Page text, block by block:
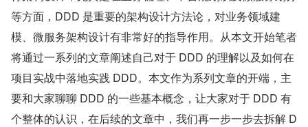
等方面，DDD 是重要的架构设计方法论，对业务领域建
模、微服务架构设计有非常好的指导作用。从本文开始笔者
将通过一系列的文章阐述自己对于 DDD 的理解以及如何在
项目实战中落地实践 DDD。本文作为系列文章的开端，主
要和大家聊聊 DDD 的一些基本概念，让大家对于 DDD 有
个整体的认识，在后续的文章中，我们再一步一步去拆解 D